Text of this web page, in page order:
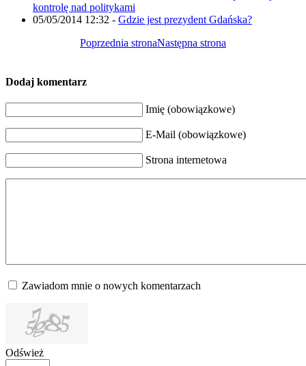
kontrolę nad politykami
05/05/2014 12:32 - Gdzie jest prezydent Gdańska?
Poprzednia stronaNastępna strona
Dodaj komentarz
Imię (obowiązkowe)
E-Mail (obowiązkowe)
Strona internetowa
Zawiadom mnie o nowych komentarzach
Odśwież